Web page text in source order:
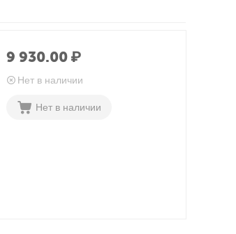
9 930.00 ₽
Нет в наличии
Нет в наличии